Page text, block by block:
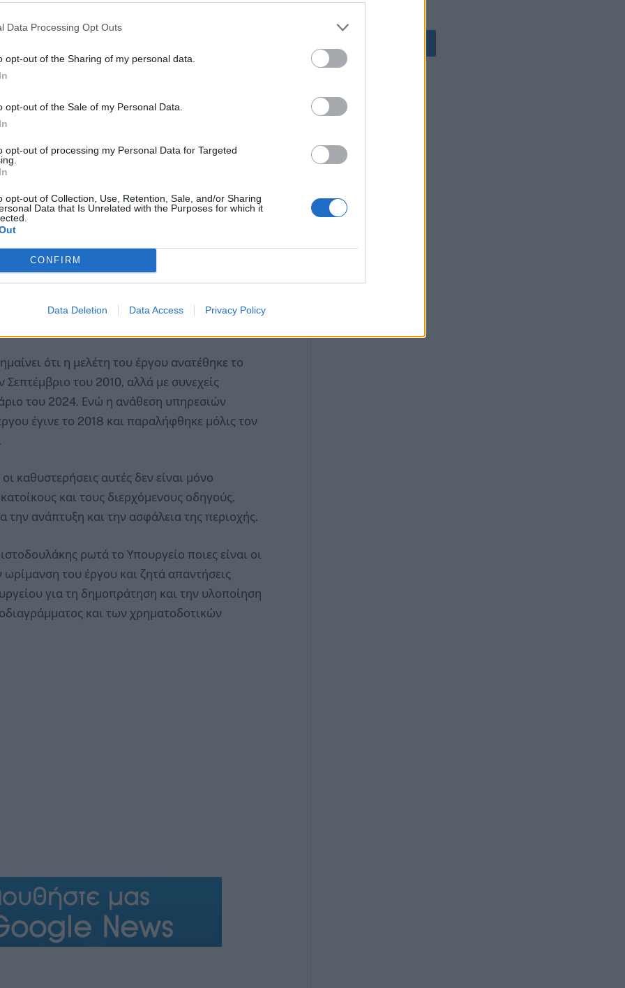
Data Processing Opt Outs
opt-out of the Sharing of my personal data.
opt-out of the Sale of my Personal Data.
opt-out of processing my Personal Data for Targeted
opt-out of Collection, Use, Retention, Sale, and/or Sharing
Data that Is Unrelated with the Purposes for which it
CONFIRM
Data Deletion Data Access Privacy Policy
για τη βελτίωση της οδικής ασφάλειας, την
των κυκλοφοριακών προβλημάτων
Επιπλέον, η ολοκλήρωση του θα συμβάλει
και στην εξυπηρέτηση των διερχομένων
ότι η μελέτη του έργου ανατέθηκε το
του 2010, αλλά με συνεχείς
του 2024. Ενώ η ανάθεση υπηρεσιών
έγινε το 2018 και παραλήφθηκε μόλις τον
καθυστερήσεις αυτές δεν είναι μόνο
και τους διερχόμενους οδηγούς,
την ανάπτυξη και την ασφάλεια της περιοχής.
ρωτά το Υπουργείο ποιες είναι οι
του έργου και ζητά απαντήσεις
για τη δημοπράτηση και την υλοποίηση
και των χρηματοδοτικών